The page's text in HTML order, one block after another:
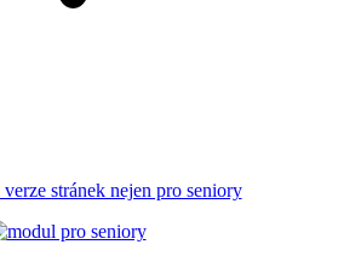
stránek nejen pro seniory